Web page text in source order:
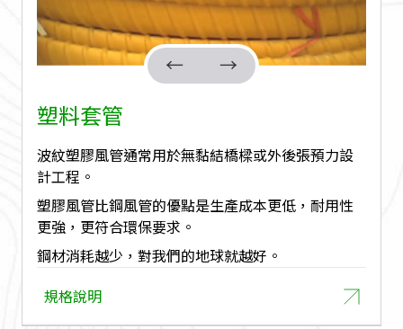
塑料套管
波紋塑膠風管通常用於無黏結橋樑或外後張預力設
計工程。
塑膠風管比鋼風管的優點是生產成本更低，耐用性
更強，更符合環保要求。
鋼材消耗越少，對我們的地球就越好。
規格說明